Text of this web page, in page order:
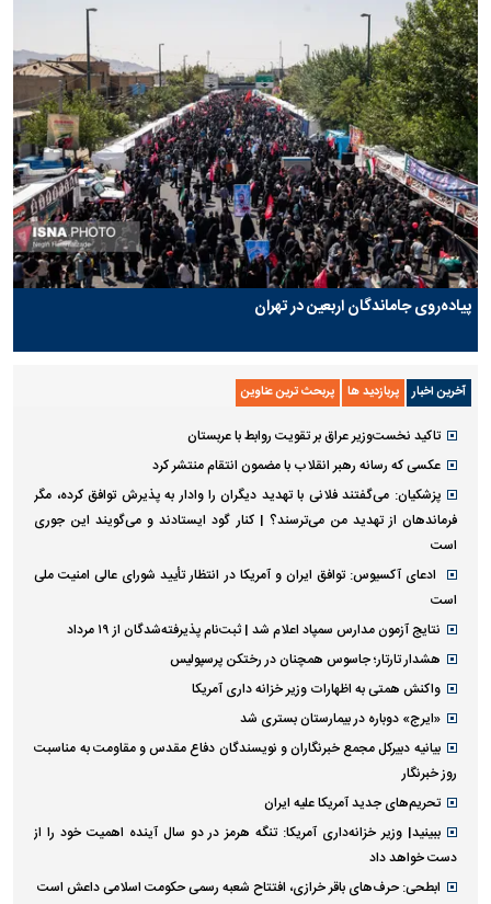
پیاده‌روی جاماندگان اربعین در تهران
آخرین اخبار پربازدید ها پربحث ترین عناوین
تاکید نخست‌وزیر عراق بر تقویت روابط با عربستان
عکسی که رسانه رهبر انقلاب با مضمون انتقام منتشر کرد
پزشکیان: می‌گفتند فلانی با تهدید دیگران را وادار به پذیرش توافق کرده، مگر
فرماندهان از تهدید من می‌ترسند؟ | کنار گود ایستادند و می‌گویند این جوری
است
ادعای آکسیوس: توافق ایران و آمریکا در انتظار تأیید شورای عالی امنیت ملی
است
نتایج آزمون مدارس سمپاد اعلام شد | ثبت‌نام پذیرفته‌شدگان از ۱۹ مرداد
هشدار تارتار؛ جاسوس همچنان در رختکن پرسپولیس
واکنش همتی به اظهارات وزیر خزانه داری آمریکا
«ایرج» دوباره در بیمارستان بستری شد
بیانیه دبیرکل مجمع خبرنگاران و نویسندگان دفاع مقدس و مقاومت به مناسبت
روز خبرنگار
تحریم‌های جدید آمریکا علیه ایران
ببینید| وزیر خزانه‌داری آمریکا: تنگه هرمز در دو سال آینده اهمیت خود را از
دست خواهد داد
ابطحی: حرف‌های باقر خرازی، افتتاح شعبه رسمی حکومت اسلامی داعش است